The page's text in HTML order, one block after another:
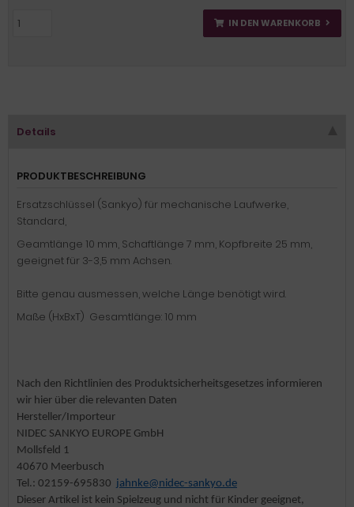
IN DEN WARENKORB
Details
PRODUKTBESCHREIBUNG
Ersatzschlüssel (Sankyo) für mechanische Laufwerke,
Standard,
Geamtlänge 10 mm, Schaftlänge 7 mm, Kopfbreite 25 mm,
geeignet für 3-3,5 mm Achsen.
Bitte genau ausmessen, welche Länge benötigt wird.
Maße (HxBxT) Gesamtlänge: 10 mm
Nach den Richtlinien des Produktsicherheitsgesetzes informieren
wir hier über die relevanten Daten
Hersteller/Importeur
NIDEC SANKYO EUROPE GmbH
Mollsfeld 1
40670 Meerbusch
Tel.: 02159-695830 jahnke@nidec-sankyo.de
Dieser Artikel ist kein Spielzeug und nicht für Kinder geeignet,